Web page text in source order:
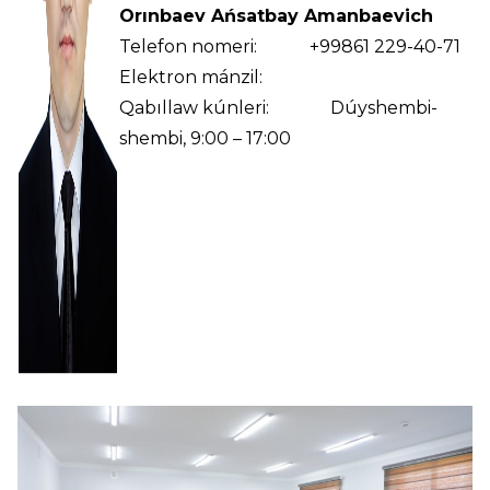
Orınbaev Ańsatbay Amanbaevich
Telefon nomeri: +99861 229-40-71
Elektron mánzil:
Qabıllaw kúnleri: Dúyshembi-
shembi, 9:00 – 17:00